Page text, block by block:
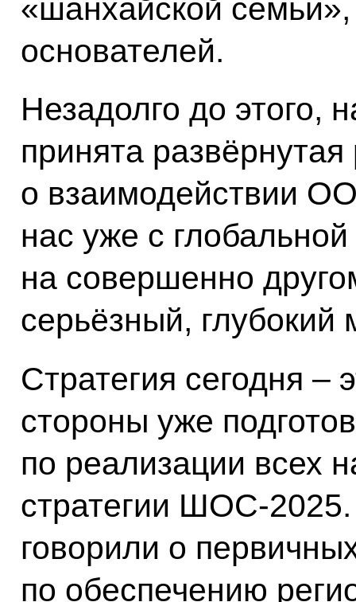
«шанхайской семьи»,
основателей.
Незадолго до этого,
принята
о взаимодействии
нас уже с
на совершенно
серьёзный, глубокий
Стратегия сегодня –
стороны уже
по реализации всех
стратегии ШОС-
говорили о
по обеспечению